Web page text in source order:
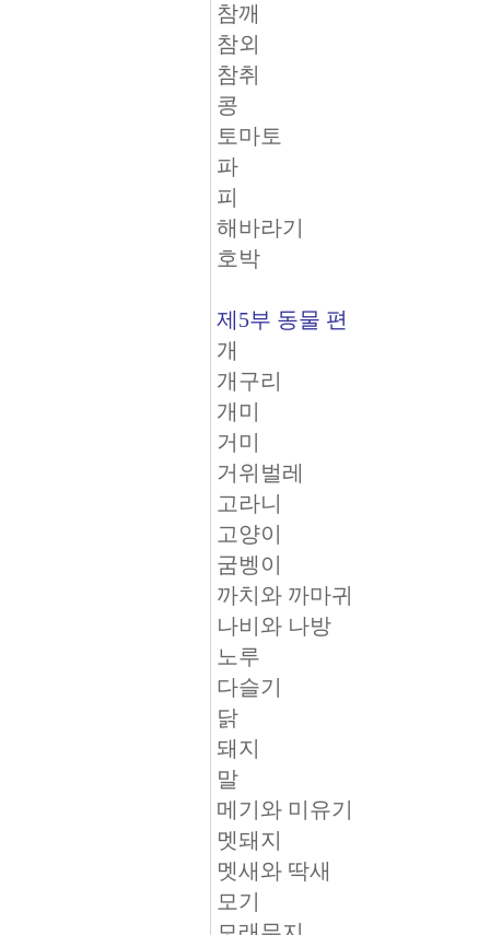
참깨
참외
참취
콩
토마토
파
피
해바라기
호박
제5부 동물 편
개
개구리
개미
거미
거위벌레
고라니
고양이
굼벵이
까치와 까마귀
나비와 나방
노루
다슬기
닭
돼지
말
메기와 미유기
멧돼지
멧새와 딱새
모기